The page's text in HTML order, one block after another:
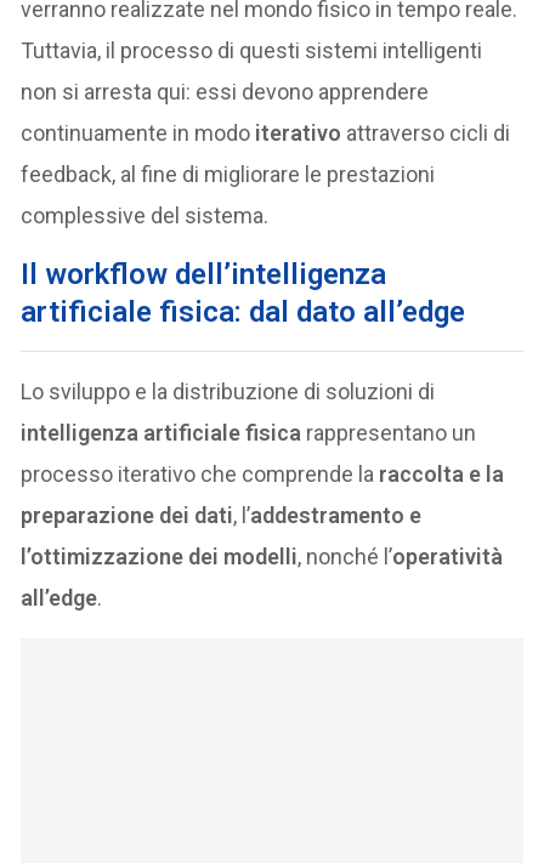
verranno realizzate nel mondo fisico in tempo reale.
Tuttavia, il processo di questi sistemi intelligenti
non si arresta qui: essi devono apprendere
continuamente in modo iterativo attraverso cicli di
feedback, al fine di migliorare le prestazioni
complessive del sistema.
Il workflow dell’intelligenza
artificiale fisica: dal dato all’edge
Lo sviluppo e la distribuzione di soluzioni di
intelligenza artificiale fisica rappresentano un
processo iterativo che comprende la raccolta e la
preparazione dei dati, l’addestramento e
l’ottimizzazione dei modelli, nonché l’operatività
all’edge.